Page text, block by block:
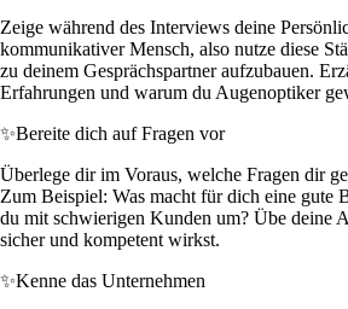
Zeige während des Interviews deine
kommunikativer Mensch, also nutze diese
zu deinem Gesprächspartner aufzubauen.
Erfahrungen und warum du Augenoptiker
✨Bereite dich auf Fragen vor
Überlege dir im Voraus, welche Fragen dir
Zum Beispiel: Was macht für dich eine gute
du mit schwierigen Kunden um? Übe deine
sicher und kompetent wirkst.
✨Kenne das Unternehmen